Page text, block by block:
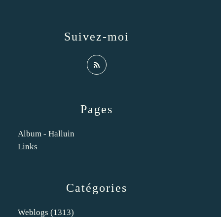
Catégories
Weblogs (1313)
Pages
Album - Halluin
Links
Suivez-moi